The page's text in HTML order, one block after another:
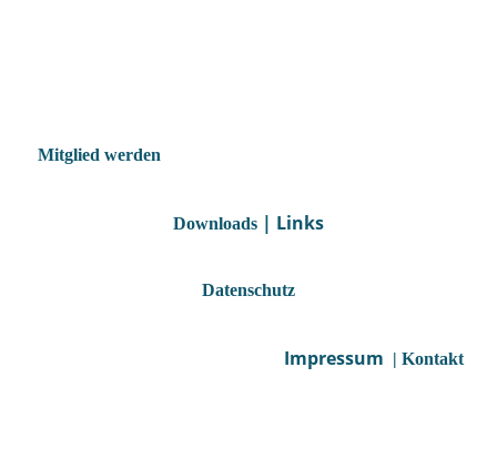
Mitglied werden
Downloads | Links
Datenschutz
Impressum | Kontakt